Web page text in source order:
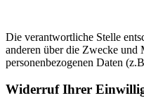
Die verantwortliche Stelle
anderen über die Zwecke und
personenbezogenen Daten
Widerruf Ihrer